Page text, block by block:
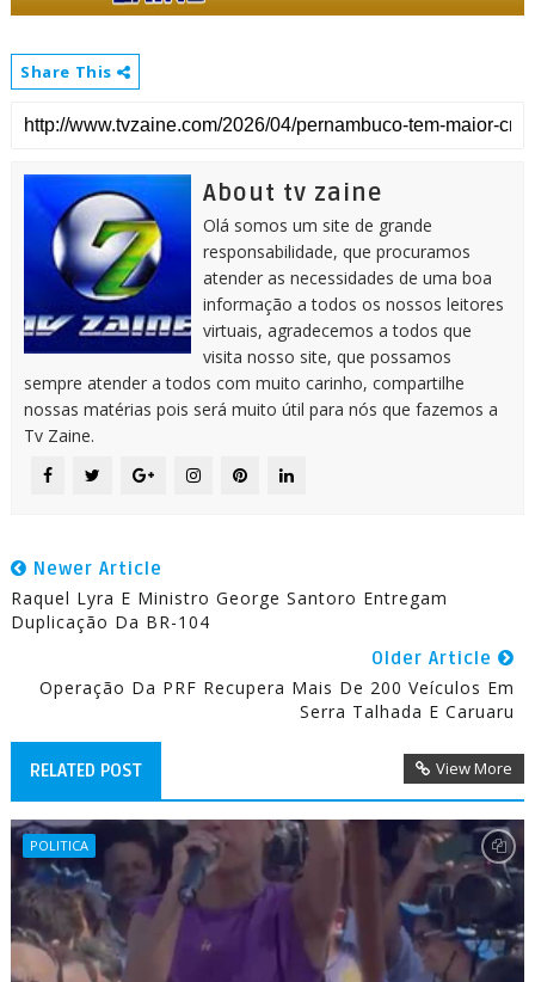
Share This
About tv zaine
Olá somos um site de grande
responsabilidade, que procuramos
atender as necessidades de uma boa
informação a todos os nossos leitores
virtuais, agradecemos a todos que
visita nosso site, que possamos
sempre atender a todos com muito carinho, compartilhe
nossas matérias pois será muito útil para nós que fazemos a
Tv Zaine.
Newer Article
Raquel Lyra E Ministro George Santoro Entregam
Duplicação Da BR-104
Older Article
Operação Da PRF Recupera Mais De 200 Veículos Em
Serra Talhada E Caruaru
RELATED POST View More
POLITICA